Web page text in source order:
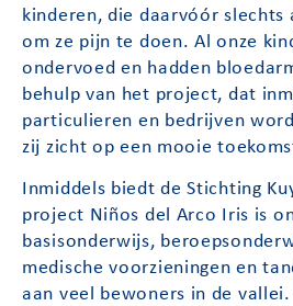
kinderen, die daarvóór slechts
om ze pijn te doen. Al onze
ondervoed en hadden
behulp van het project, dat
particulieren en bedrijven
zij zicht op een mooie
Inmiddels biedt de Stichting
project Niños del Arco Iris is
basisonderwijs,
medische voorzieningen en
aan veel bewoners in de